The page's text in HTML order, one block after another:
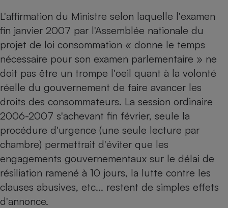
L'affirmation du Ministre selon laquelle l'examen
fin janvier 2007 par l'Assemblée nationale du
projet de loi consommation « donne le temps
nécessaire pour son examen parlementaire » ne
doit pas être un trompe l'oeil quant à la volonté
réelle du gouvernement de faire avancer les
droits des consommateurs. La session ordinaire
2006-2007 s'achevant fin février, seule la
procédure d'urgence (une seule lecture par
chambre) permettrait d'éviter que les
engagements gouvernementaux sur le délai de
résiliation ramené à 10 jours, la lutte contre les
clauses abusives, etc... restent de simples effets
d'annonce.
Complément
alimentaire
Assurance emprunteur
Banque
Petit électroménager -
Lave-linge
Téléviseur
Matelas
Mutuelle
Antimoustique